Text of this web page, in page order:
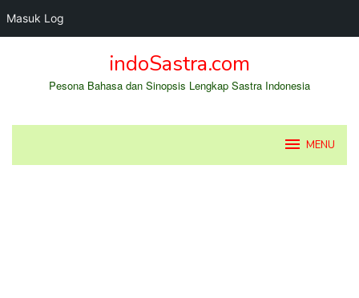
Masuk Log
indoSastra.com
Pesona Bahasa dan Sinopsis Lengkap Sastra Indonesia
MENU